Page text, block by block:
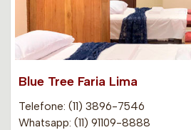
Blue Tree Faria Lima
Telefone: (11) 3896-7546
Whatsapp: (11) 91109-8888